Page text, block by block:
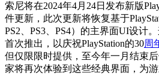
索尼将在2024年4月24日发布新版
件更新，此次更新将恢复基于
PS2、PS3、PS4）的主界面UI设计
首次推出，以庆祝PlayStation的30周
但仅限限时提供，至今年一月结束
家将再次体验到这些经典界面，为